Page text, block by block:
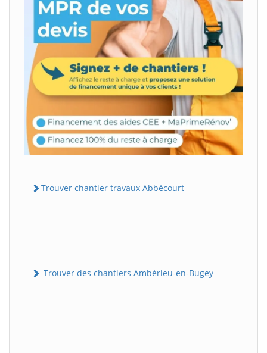
Trouver chantier travaux Abbécourt
Trouver des chantiers Ambérieu-en-Bugey